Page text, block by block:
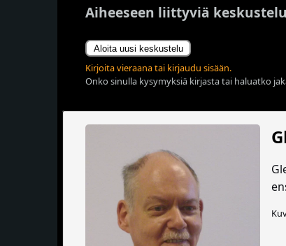
Aiheeseen liittyviä
Aloita uusi keskustelu
Kirjoita vieraana tai kirjaudu sisään.
Onko sinulla kysymyksiä kirjasta tai haluatko